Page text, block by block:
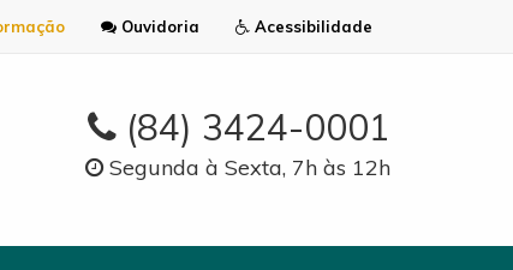
Acessibilidade
Ouvidoria
(84) 3424-0001
Segunda à Sexta, 7h às 12h